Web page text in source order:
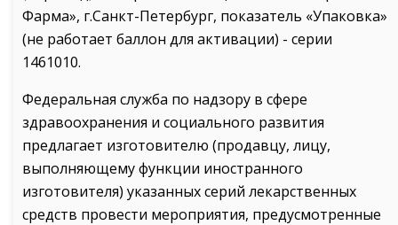
Фарма», г.Санкт-Петербург, показатель «Упаковка»
(не работает баллон для активации) - серии
1461010.
Федеральная служба по надзору в сфере
здравоохранения и социального развития
предлагает изготовителю (продавцу, лицу,
выполняющему функции иностранного
изготовителя) указанных серий лекарственных
средств провести мероприятия, предусмотренные